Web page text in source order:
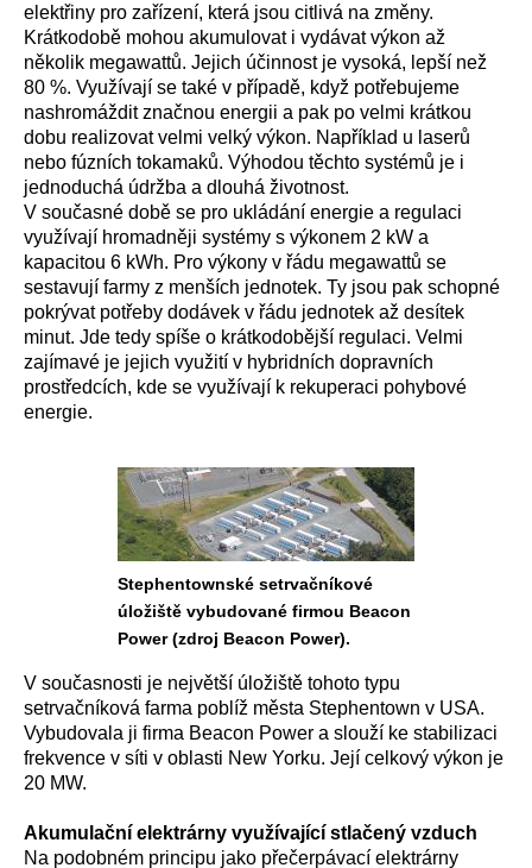
elektřiny pro zařízení, která jsou citlivá na změny.
Krátkodobě mohou akumulovat i vydávat výkon až
několik megawattů. Jejich účinnost je vysoká, lepší než
80 %. Využívají se také v případě, když potřebujeme
nashromáždit značnou energii a pak po velmi krátkou
dobu realizovat velmi velký výkon. Například u laserů
nebo fúzních tokamaků. Výhodou těchto systémů je i
jednoduchá údržba a dlouhá životnost.
V současné době se pro ukládání energie a regulaci
využívají hromadněji systémy s výkonem 2 kW a
kapacitou 6 kWh. Pro výkony v řádu megawattů se
sestavují farmy z menších jednotek. Ty jsou pak schopné
pokrývat potřeby dodávek v řádu jednotek až desítek
minut. Jde tedy spíše o krátkodobější regulaci. Velmi
zajímavé je jejich využití v hybridních dopravních
prostředcích, kde se využívají k rekuperaci pohybové
energie.
Stephentownské setrvačníkové
úložiště vybudované firmou Beacon
Power (zdroj Beacon Power).
V současnosti je největší úložiště tohoto typu
setrvačníková farma poblíž města Stephentown v USA.
Vybudovala ji firma Beacon Power a slouží ke stabilizaci
frekvence v síti v oblasti New Yorku. Její celkový výkon je
20 MW.
Akumulační elektrárny využívající stlačený vzduch
Na podobném principu jako přečerpávací elektrárny